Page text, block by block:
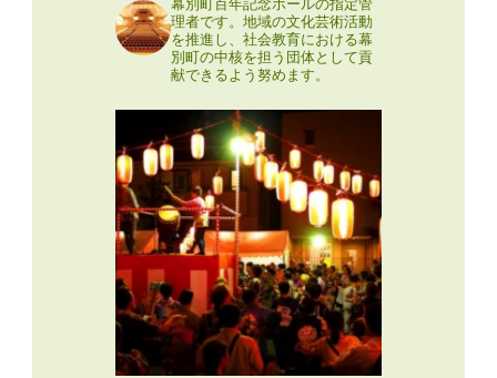
理者です。地域の文化芸術活動
を推進し、社会教育における幕
別町の中核を担う団体として貢
献できるよう努めます。